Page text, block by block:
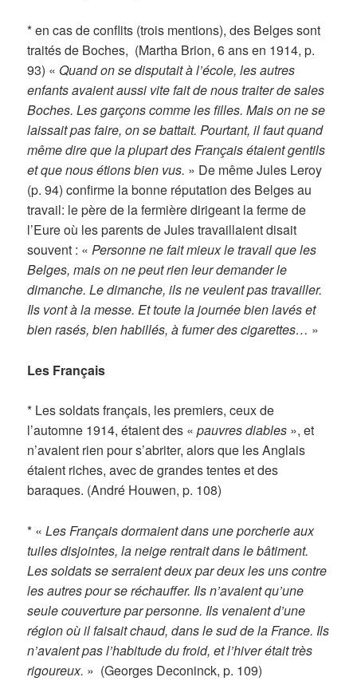
* en cas de conflits (trois mentions), des Belges sont
traités de Boches, (Martha Brion, 6 ans en 1914, p.
93) « Quand on se disputait à l’école, les autres
enfants avaient aussi vite fait de nous traiter de sales
Boches. Les garçons comme les filles. Mais on ne se
laissait pas faire, on se battait. Pourtant, il faut quand
même dire que la plupart des Français étaient gentils
et que nous étions bien vus. » De même Jules Leroy
(p. 94) confirme la bonne réputation des Belges au
travail: le père de la fermière dirigeant la ferme de
l’Eure où les parents de Jules travaillaient disait
souvent : «Personne ne fait mieux le travail que les
Belges, mais on ne peut rien leur demander le
dimanche. Le dimanche, ils ne veulent pas travailler.
Ils vont à la messe. Et toute la journée bien lavés et
bien rasés, bien habillés, à fumer des cigarettes… »
Les Français
* Les soldats français, les premiers, ceux de
l’automne 1914, étaient des «pauvres diables », et
n’avaient rien pour s’abriter, alors que les Anglais
étaient riches, avec de grandes tentes et des
baraques. (André Houwen, p. 108)
* «Les Français dormaient dans une porcherie aux
tuiles disjointes, la neige rentrait dans le bâtiment.
Les soldats se serraient deux par deux les uns contre
les autres pour se réchauffer. Ils n’avaient qu’une
seule couverture par personne. Ils venaient d’une
région où il faisait chaud, dans le sud de la France. Ils
n’avaient pas l’habitude du froid, et l’hiver était très
rigoureux. » (Georges Deconinck, p. 109)